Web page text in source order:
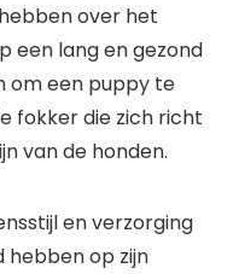
over het
een lang en gezond
om een puppy te
fokker die zich richt
van de honden.
en verzorging
hebben op zijn